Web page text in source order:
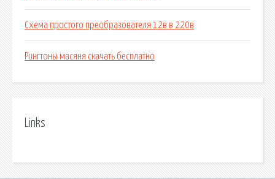
Схема простого преобразователя 12в в 220в
Рингтоны масяня скачать бесплатно
Links